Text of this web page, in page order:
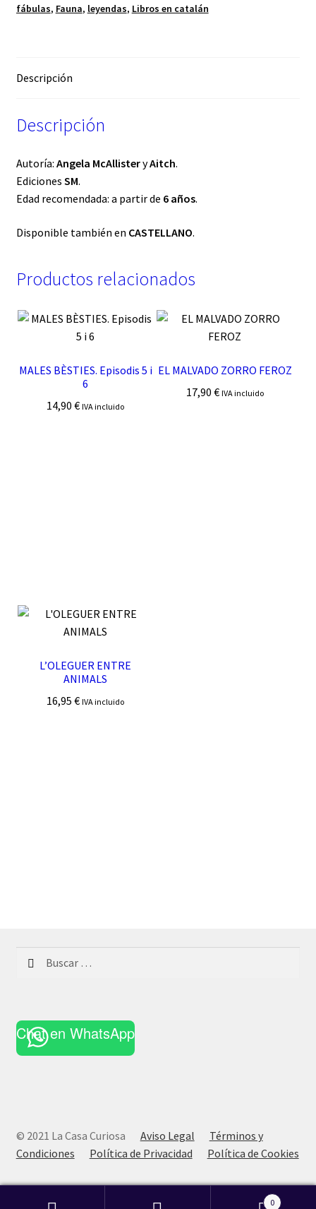
fábulas, Fauna, leyendas, Libros en catalán
Descripción
Descripción
Autoría: Angela McAllisteryAitch.
Ediciones SM.
Edad recomendada: a partir de 6 años.
Disponible también en CASTELLANO.
Productos relacionados
MALES BÈSTIES. Episodis 5 i
6
14,90€ IVA incluido
EL MALVADO ZORRO FEROZ
17,90 € IVA incluido
L’OLEGUER ENTRE
ANIMALS
16,95€ IVA incluido
Chat en WhatsApp
© 2021 La Casa Curiosa Aviso Legal
Términos y
Condiciones
Política de Privacidad Política de Cookies
0